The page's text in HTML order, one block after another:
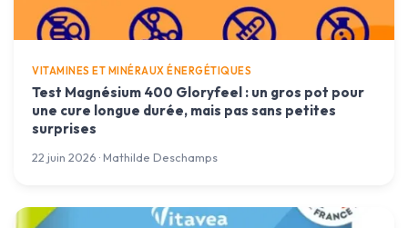
VITAMINES ET MINÉRAUX ÉNERGÉTIQUES
Test Magnésium 400 Gloryfeel : un gros pot pour
une cure longue durée, mais pas sans petites
surprises
22 juin 2026 · Mathilde Deschamps